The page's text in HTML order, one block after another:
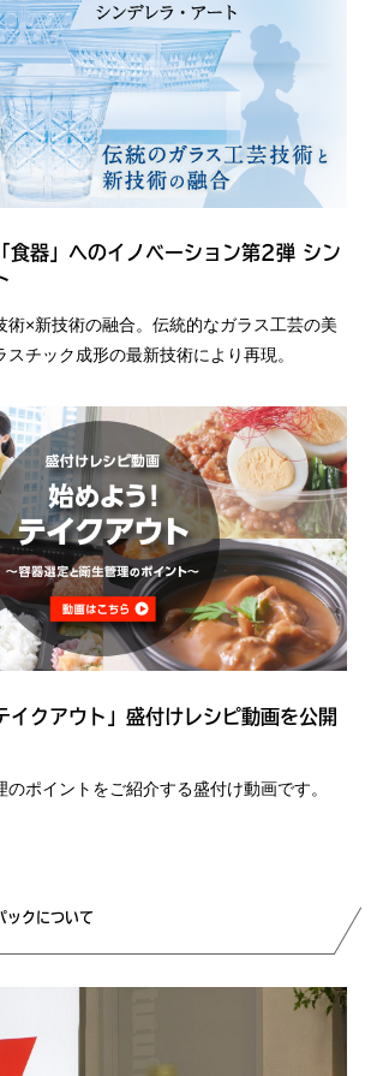
食器」へのイノベーション第2弾 シン
術×新技術の融合。伝統的なガラス工芸の美
スチック成形の最新技術により再現。
イクアウト」盛付けレシピ動画を公開
ポイントをご紹介する盛付け動画です。
ックについて